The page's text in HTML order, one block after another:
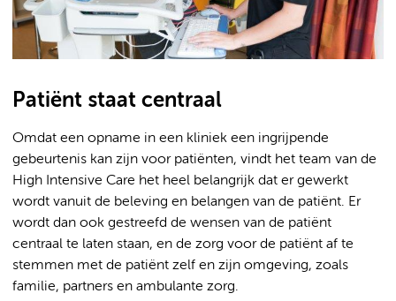
Patiënt staat centraal
Omdat een opname in een kliniek een ingrijpende
gebeurtenis kan zijn voor patiënten, vindt het team van de
High Intensive Care het heel belangrijk dat er gewerkt
wordt vanuit de beleving en belangen van de patiënt. Er
wordt dan ook gestreefd de wensen van de patiënt
centraal te laten staan, en de zorg voor de patiënt af te
stemmen met de patiënt zelf en zijn omgeving, zoals
familie, partners en ambulante zorg.